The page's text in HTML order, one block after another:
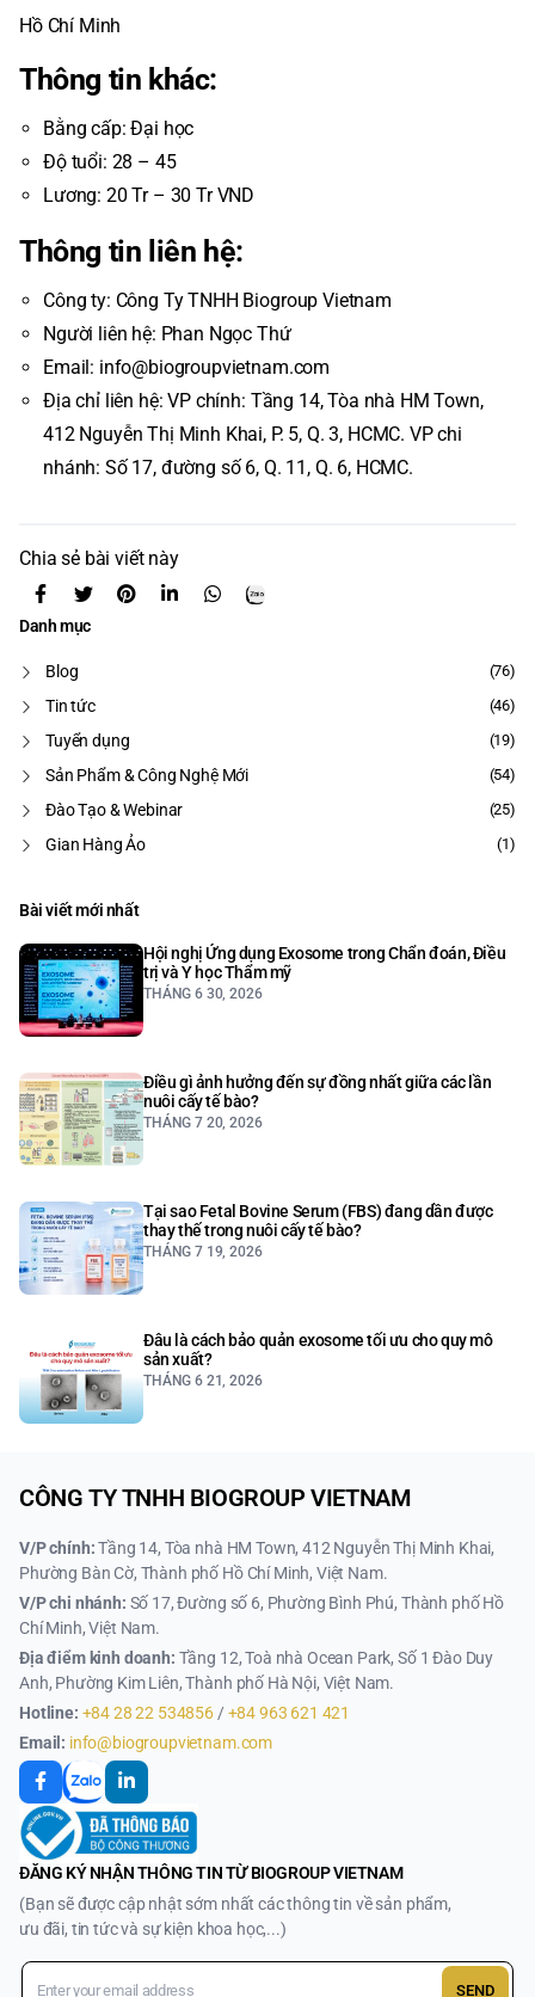
Hồ Chí Minh
Thông tin khác:
Bằng cấp: Đại học
Độ tuổi: 28 – 45
Lương: 20 Tr – 30 Tr VND
Thông tin liên hệ:
Công ty: Công Ty TNHH Biogroup Vietnam
Người liên hệ: Phan Ngọc Thứ
Email: info@biogroupvietnam.com
Địa chỉ liên hệ: VP chính: Tầng 14, Tòa nhà HM Town,
412 Nguyễn Thị Minh Khai, P. 5, Q. 3, HCMC. VP chi
nhánh: Số 17, đường số 6, Q. 11, Q. 6, HCMC.
Chia sẻ bài viết này
Danh mục
Blog (76)
Tin tức (46)
Tuyển dụng (19)
Sản Phẩm & Công Nghệ Mới (54)
Đào Tạo & Webinar (25)
Gian Hàng Ảo (1)
Bài viết mới nhất
Hội nghị Ứng dụng Exosome trong Chẩn đoán, Điều
trị và Y học Thẩm mỹ
THÁNG 6 30, 2026
Điều gì ảnh hưởng đến sự đồng nhất giữa các lần
nuôi cấy tế bào?
THÁNG 7 20, 2026
Tại sao Fetal Bovine Serum (FBS) đang dần được
thay thế trong nuôi cấy tế bào?
THÁNG 7 19, 2026
Đâu là cách bảo quản exosome tối ưu cho quy mô
sản xuất?
THÁNG 6 21, 2026
CÔNG TY TNHH BIOGROUP VIETNAM
V/P chính:Tầng 14, Tòa nhà HM Town, 412 Nguyễn Thị Minh Khai,
Phường Bàn Cờ, Thành phố Hồ Chí Minh, Việt Nam.
V/P chi nhánh: Số 17, Đường số 6, Phường Bình Phú, Thành phố Hồ
Chí Minh, Việt Nam.
Địa điểm kinh doanh: Tầng 12, Toà nhà Ocean Park, Số 1 Đào Duy
Anh, Phường Kim Liên, Thành phố Hà Nội, Việt Nam.
Hotline: +84 28 22 534856 /+84 963 621 421
Email: info@biogroupvietnam.com
ĐĂNG KÝ NHẬN THÔNG TIN TỪ BIOGROUP VIETNAM
(Bạn sẽ được cập nhật sớm nhất các thông tin về sản phẩm,
ưu đãi, tin tức và sự kiện khoa học,...)
SEND